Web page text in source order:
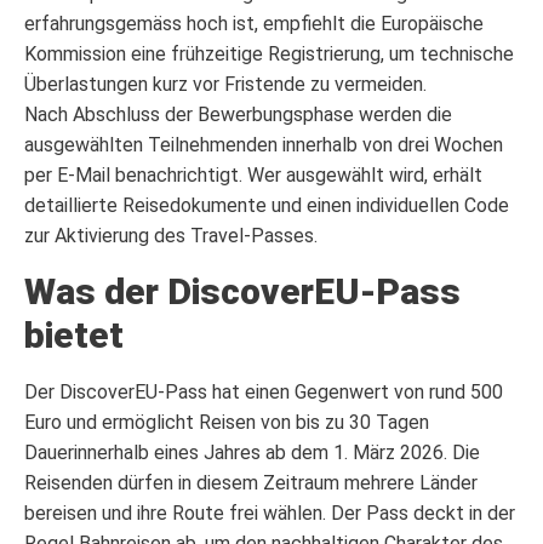
erfahrungsgemäss hoch ist, empfiehlt die Europäische
Kommission eine frühzeitige Registrierung, um technische
Überlastungen kurz vor Fristende zu vermeiden.
Nach Abschluss der Bewerbungsphase werden die
ausgewählten Teilnehmenden innerhalb von drei Wochen
per E-Mail benachrichtigt. Wer ausgewählt wird, erhält
detaillierte Reisedokumente und einen individuellen Code
zur Aktivierung des Travel-Passes.
Was der DiscoverEU-Pass
bietet
Der DiscoverEU-Pass hat einen Gegenwert von rund 500
Euro und ermöglicht Reisen von bis zu 30 Tagen
Dauerinnerhalb eines Jahres ab dem 1. März 2026. Die
Reisenden dürfen in diesem Zeitraum mehrere Länder
bereisen und ihre Route frei wählen. Der Pass deckt in der